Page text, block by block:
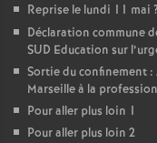
Reprise le lundi 11 mai
Déclaration commune
SUD Education sur
Sortie du confinement :
Marseille à la profession
Pour aller plus loin 1
Pour aller plus loin 2